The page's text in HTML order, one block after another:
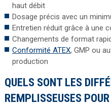
haut débit
Dosage précis avec un
Entretien réduit grâce à une
Changements de format
Conformité ATEX, GMP ou
production
QUELS SONT LES
REMPLISSEUSES